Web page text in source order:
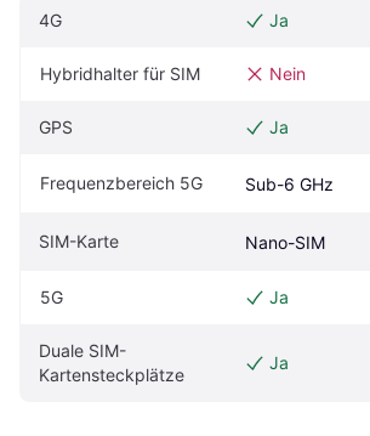
4G Ja
Hybridhalter für SIM Nein
GPS Ja
Frequenzbereich 5G Sub-6 GHz
SIM-Karte Nano-SIM
5G Ja
Duale SIM-
Kartensteckplätze
Ja